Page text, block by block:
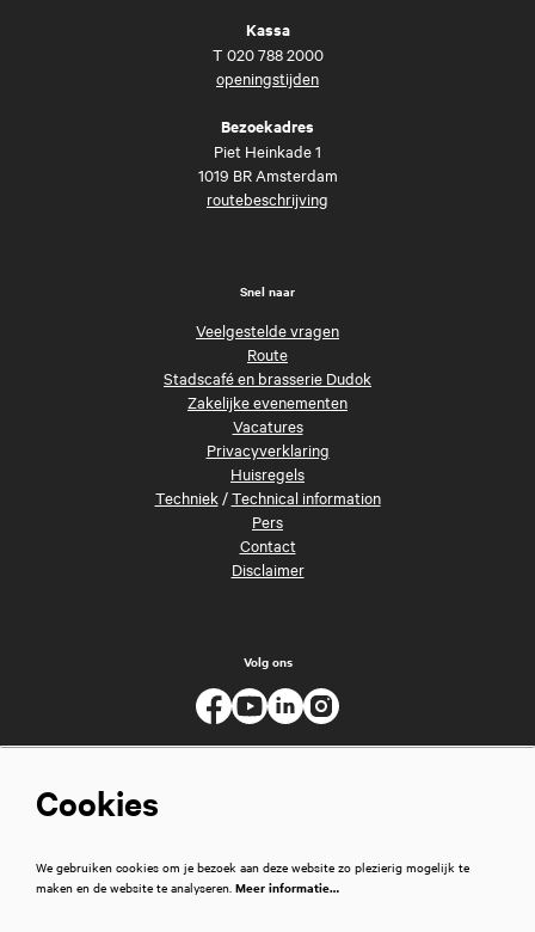
Kassa
T 020 788 2000
openingstijden
Bezoekadres
Piet Heinkade 1
1019 BR Amsterdam
routebeschrijving
Snel naar
Veelgestelde vragen
Route
Stadscafé en brasserie Dudok
Zakelijke evenementen
Vacatures
Privacyverklaring
Huisregels
Techniek/Technical information
Pers
Contact
Disclaimer
Volg ons
Cookies
We gebruiken cookies om je bezoek aan deze website zo plezierig mogelijk te
maken en de website te analyseren. Meer informatie…